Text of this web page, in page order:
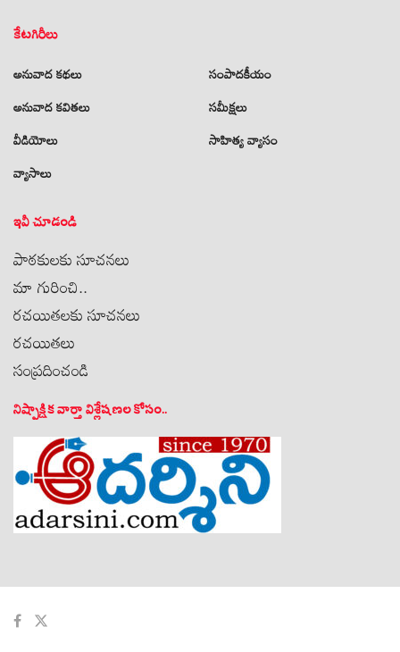
కేటగిరీలు
అనువాద కథలు
అనువాద కవితలు
వీడియోలు
వ్యాసాలు
సంపాదకీయం
సమీక్షలు
సాహిత్య వ్యాసం
ఇవీ చూడండి
పాఠకులకు సూచనలు
మా గురించి..
రచయితలకు సూచనలు
రచయితలు
సంప్రదించండి
నిష్పాక్షిక వార్తా విశ్లేషణల కోసం..